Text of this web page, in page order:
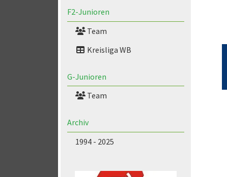
F2-Junioren
Team
Kreisliga WB
G-Junioren
Team
Archiv
1994 - 2025